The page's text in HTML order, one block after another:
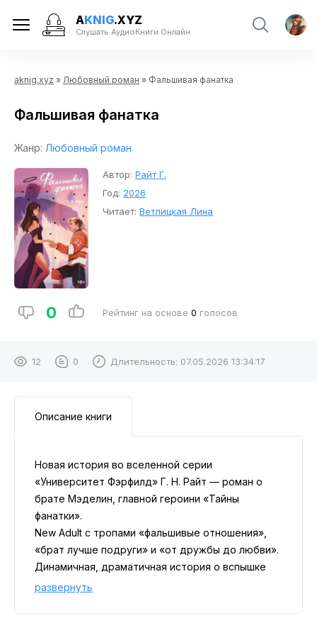
AKNIG.XYZ
Слушать АудиоКниги Онлайн
aknig.xyz » Любовный роман » Фальшивая фанатка
Фальшивая фанатка
Жанр: Любовный роман
Автор: Райт Г.
Год: 2026
Читает: Ветлицкая Лина
0 Рейтинг на основе 0 голосов
12 0 Длительность: 07.05.2026 13:34:17
Описание книги
Новая история во вселенной серии
«Университет Фэрфилд» Г. Н. Райт — роман о
брате Мэделин, главной героини «Тайны
фанатки».
New Adult с тропами «фальшивые отношения»,
«брат лучше подруги» и «от дружбы до любви».
Динамичная, драматичная история о вспышке
страсти и чувствах, которые оказываются
Для поклонников спортивной романтики Эль
развернуть